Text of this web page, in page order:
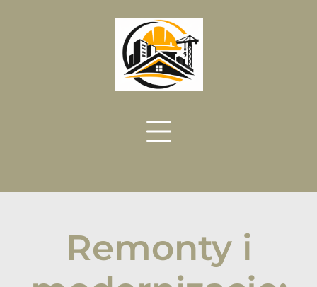
Remonty i